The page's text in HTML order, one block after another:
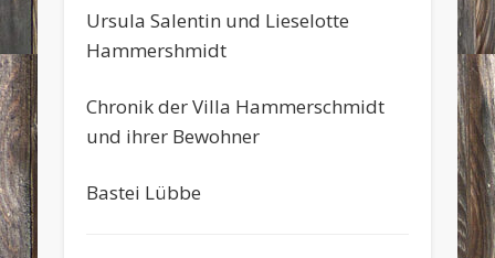
Ursula Salentin und Lieselotte
Hammershmidt
Chronik der Villa Hammerschmidt
und ihrer Bewohner
Bastei Lübbe